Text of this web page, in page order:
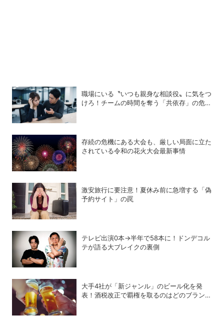
職場にいる〝いつも親身な相談役〟に気をつ
けろ！チームの時間を奪う「共依存」の危険
存続の危機にある大会も、厳しい局面に立た
されている令和の花火大会最新事情
激安旅行に要注意！夏休み前に急増する「偽
予約サイト」の罠
テレビ出演0本→半年で58本に！ドンデコル
テが語る大ブレイクの裏側
大手4社が「新ジャンル」のビール化を発
表！酒税改正で覇権を取るのはどのブランド